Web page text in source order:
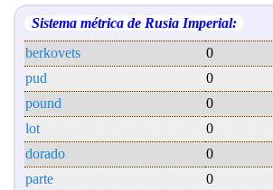
Sistema métrica de Rusia Imperial:
berkovets
0
pud
0
pound
0
lot
0
dorado
0
parte
0